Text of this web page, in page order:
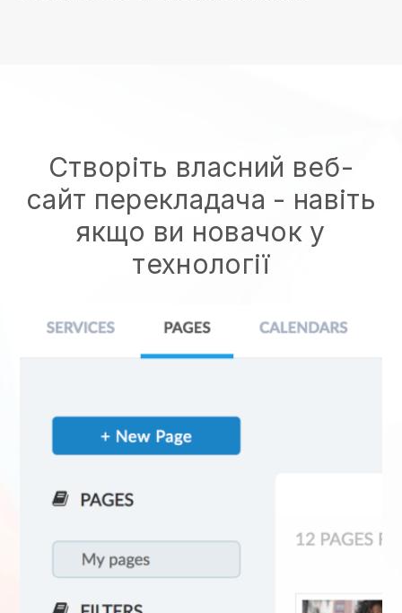
Створіть власний веб-
сайт перекладача - навіть
якщо ви новачок у
технології